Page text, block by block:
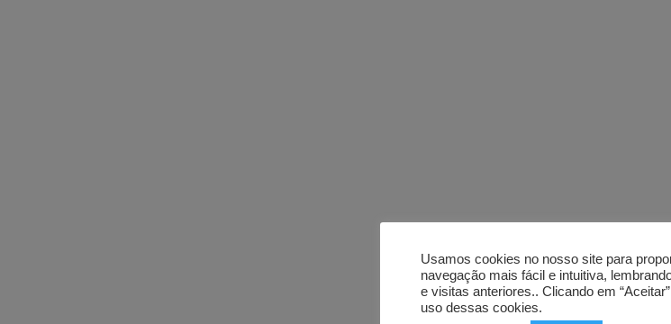
Usamos cookies no nosso site para
navegação mais fácil e intuitiva,
e visitas anteriores.. Clicando em
uso dessas cookies.